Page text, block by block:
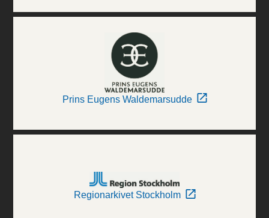
Prins Eugens Waldemarsudde
Regionarkivet Stockholm